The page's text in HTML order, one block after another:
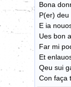
Bona
P(er)
E ia
Ues bon
Far mi
Et
Qeu sui
Con faça